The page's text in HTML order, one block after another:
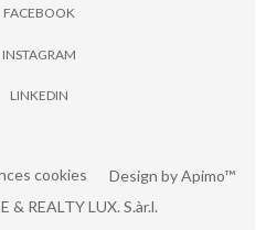
FACEBOOK
INSTAGRAM
LINKEDIN
cookies Design byApimo™
& REALTY LUX. S.àr.l.